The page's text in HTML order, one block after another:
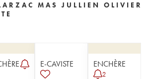
MAS JULLIEN OLIVIER
E-CAVISTE ENCHÈRE
2